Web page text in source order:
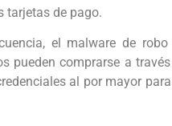
tarjetas de pago.
el malware de robo
pueden comprarse a
al por mayor